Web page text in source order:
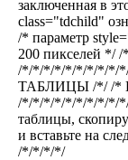
заключенная в
class="tdchild"
/* параметр
200 пикселей */
/*/*/*/*/*/*/*/*/*/
ТАБЛИЦЫ /*/ /*
/*/*/*/*/*/*/*/*/*/*/
таблицы,
и вставьте на
/*/*/*/*/